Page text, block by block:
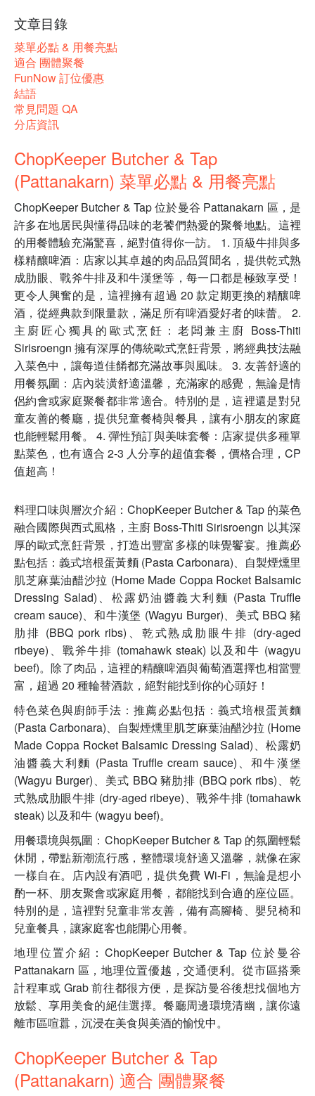
文章目錄
菜單必點 & 用餐亮點
適合 團體聚餐
FunNow 訂位優惠
結語
常見問題 QA
分店資訊
ChopKeeper Butcher & Tap
(Pattanakarn) 菜單必點 & 用餐亮點
ChopKeeper Butcher & Tap 位於曼谷 Pattanakarn 區，是
許多在地居民與懂得品味的老饕們熱愛的聚餐地點。這裡
的用餐體驗充滿驚喜，絕對值得你一訪。 1. 頂級牛排與多
樣精釀啤酒：店家以其卓越的肉品品質聞名，提供乾式熟
成肋眼、戰斧牛排及和牛漢堡等，每一口都是極致享受！
更令人興奮的是，這裡擁有超過 20 款定期更換的精釀啤
酒，從經典款到限量款，滿足所有啤酒愛好者的味蕾。 2.
主廚匠心獨具的歐式烹飪：老闆兼主廚 Boss-Thiti
Sirisroengn 擁有深厚的傳統歐式烹飪背景，將經典技法融
入菜色中，讓每道佳餚都充滿故事與風味。 3. 友善舒適的
用餐氛圍：店內裝潢舒適溫馨，充滿家的感覺，無論是情
侶約會或家庭聚餐都非常適合。特別的是，這裡還是對兒
童友善的餐廳，提供兒童餐椅與餐具，讓有小朋友的家庭
也能輕鬆用餐。 4. 彈性預訂與美味套餐：店家提供多種單
點菜色，也有適合 2-3 人分享的超值套餐，價格合理，CP
值超高！
料理口味與層次介紹：ChopKeeper Butcher & Tap 的菜色
融合國際與西式風格，主廚 Boss-Thiti Sirisroengn 以其深
厚的歐式烹飪背景，打造出豐富多樣的味覺饗宴。推薦必
點包括：義式培根蛋黃麵 (Pasta Carbonara)、自製煙燻里
肌芝麻葉油醋沙拉 (Home Made Coppa Rocket Balsamic
Dressing Salad)、松露奶油醬義大利麵 (Pasta Truffle
cream sauce)、和牛漢堡 (Wagyu Burger)、美式 BBQ 豬
肋排 (BBQ pork ribs)、乾式熟成肋眼牛排 (dry-aged
ribeye)、戰斧牛排 (tomahawk steak) 以及和牛 (wagyu
beef)。除了肉品，這裡的精釀啤酒與葡萄酒選擇也相當豐
富，超過 20 種輪替酒款，絕對能找到你的心頭好！
特色菜色與廚師手法：推薦必點包括：義式培根蛋黃麵
(Pasta Carbonara)、自製煙燻里肌芝麻葉油醋沙拉 (Home
Made Coppa Rocket Balsamic Dressing Salad)、松露奶
油醬義大利麵 (Pasta Truffle cream sauce)、和牛漢堡
(Wagyu Burger)、美式 BBQ 豬肋排 (BBQ pork ribs)、乾
式熟成肋眼牛排 (dry-aged ribeye)、戰斧牛排 (tomahawk
steak) 以及和牛 (wagyu beef)。
用餐環境與氛圍：ChopKeeper Butcher & Tap 的氛圍輕鬆
休閒，帶點新潮流行感，整體環境舒適又溫馨，就像在家
一樣自在。店內設有酒吧，提供免費 Wi-Fi，無論是想小
酌一杯、朋友聚會或家庭用餐，都能找到合適的座位區。
特別的是，這裡對兒童非常友善，備有高腳椅、嬰兒椅和
兒童餐具，讓家庭客也能開心用餐。
地理位置介紹：ChopKeeper Butcher & Tap 位於曼谷
Pattanakarn 區，地理位置優越，交通便利。從市區搭乘
計程車或 Grab 前往都很方便，是探訪曼谷後想找個地方
放鬆、享用美食的絕佳選擇。餐廳周邊環境清幽，讓你遠
離市區喧囂，沉浸在美食與美酒的愉悅中。
ChopKeeper Butcher & Tap
(Pattanakarn) 適合 團體聚餐